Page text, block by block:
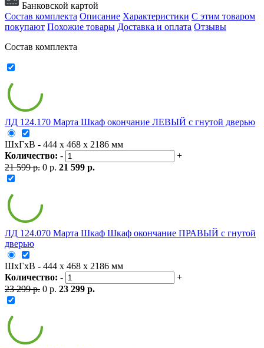
Банковской картой
Состав комплекта Описание Характеристики С этим товаром
покупают Похожие товары Доставка и оплата Отзывы
Состав комплекта
ЛД 124.170 Марта Шкаф окончание ЛЕВЫЙ с гнутой дверью
ШxГxВ - 444 x 468 x 2186 мм
Количество: -
+
21 599 р. 0 р. 21 599 р.
ЛД 124.070 Марта Шкаф Шкаф окончание ПРАВЫЙ с гнутой
дверью
ШxГxВ - 444 x 468 x 2186 мм
Количество: -
+
23 299 р. 0 р. 23 299 р.